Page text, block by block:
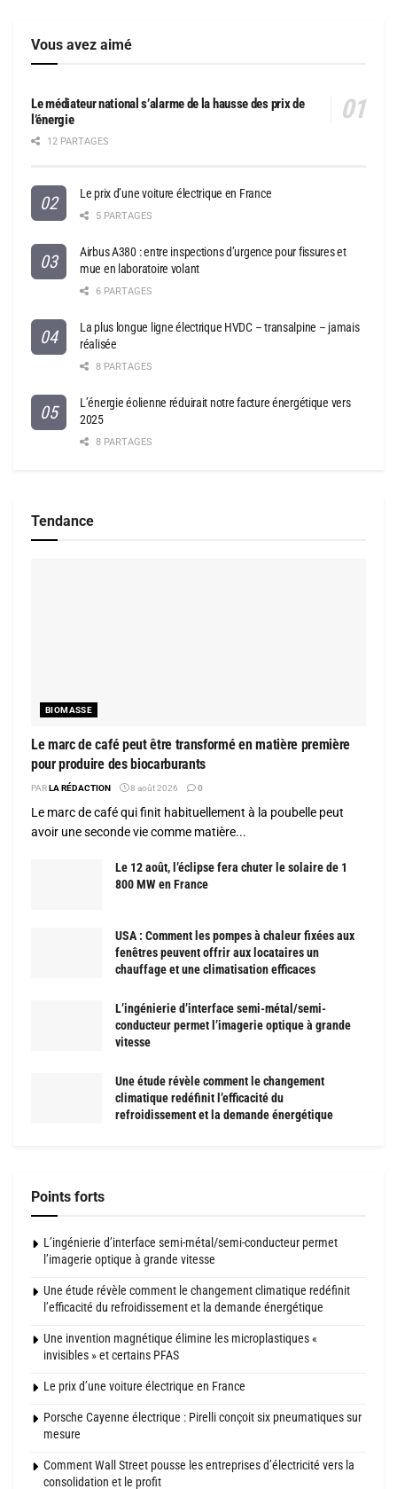
Vous avez aimé
Le médiateur national s’alarme de la hausse des prix de
l’énergie
12 PARTAGES
Le prix d’une voiture électrique en France
5 PARTAGES
Airbus A380 : entre inspections d’urgence pour fissures et
mue en laboratoire volant
6 PARTAGES
La plus longue ligne électrique HVDC – transalpine – jamais
réalisée
8 PARTAGES
L’énergie éolienne réduirait notre facture énergétique vers
2025
8 PARTAGES
Tendance
BIOMASSE
Le marc de café peut être transformé en matière première
pour produire des biocarburants
PARLA RÉDACTION 8 août 2026 0
Le marc de café qui finit habituellement à la poubelle peut
avoir une seconde vie comme matière...
Le 12 août, l’éclipse fera chuter le solaire de 1
800 MW en France
USA : Comment les pompes à chaleur fixées aux
fenêtres peuvent offrir aux locataires un
chauffage et une climatisation efficaces
L’ingénierie d’interface semi-métal/semi-
conducteur permet l’imagerie optique à grande
vitesse
Une étude révèle comment le changement
climatique redéfinit l’efficacité du
refroidissement et la demande énergétique
Points forts
L’ingénierie d’interface semi-métal/semi-conducteur permet
l’imagerie optique à grande vitesse
Une étude révèle comment le changement climatique redéfinit
l’efficacité du refroidissement et la demande énergétique
Une invention magnétique élimine les microplastiques «
invisibles » et certains PFAS
Le prix d’une voiture électrique en France
Porsche Cayenne électrique : Pirelli conçoit six pneumatiques sur
mesure
Comment Wall Street pousse les entreprises d’électricité vers la
consolidation et le profit